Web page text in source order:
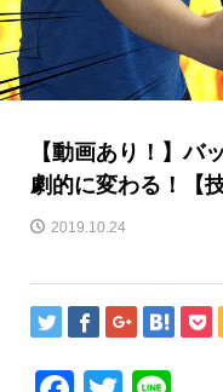
【動画あり！】バ
劇的に変わる！【
2019.10.24